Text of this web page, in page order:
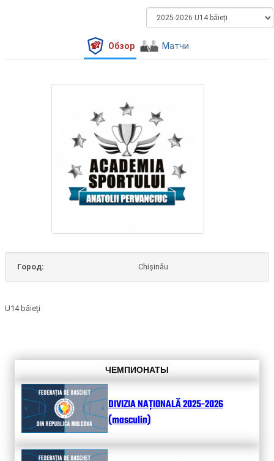
Обзор Матчи
Город: Chișinău
U14 băieți
ЧЕМПИОНАТЫ
DIVIZIA NAȚIONALĂ 2025-2026
(masculin)